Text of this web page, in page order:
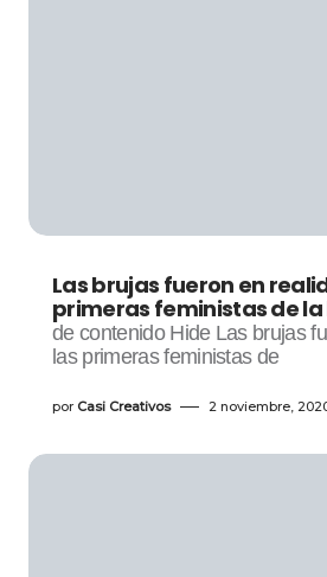
Las brujas fueron en
primeras feministas de
de contenido Hide Las brujas
las primeras feministas de
por Casi Creativos 2 noviembre,